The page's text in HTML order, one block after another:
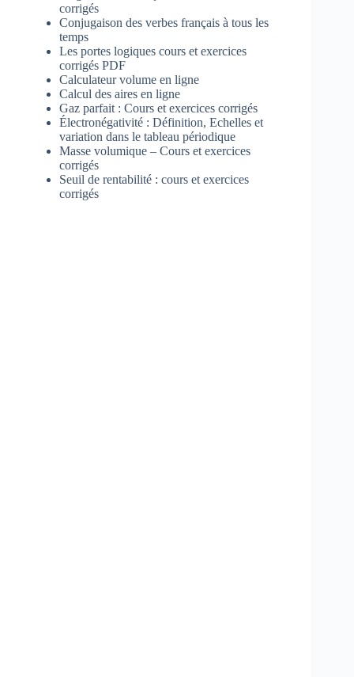
corrigés
Conjugaison des verbes français à tous les
temps
Les portes logiques cours et exercices
corrigés PDF
Calculateur volume en ligne
Calcul des aires en ligne
Gaz parfait : Cours et exercices corrigés
Électronégativité : Définition, Echelles et
variation dans le tableau périodique
Masse volumique – Cours et exercices
corrigés
Seuil de rentabilité : cours et exercices
corrigés